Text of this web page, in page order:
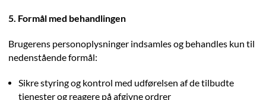
5. Formål med behandlingen
Brugerens personoplysninger indsamles og behandles kun til
nedenstående formål:
Sikre styring og kontrol med udførelsen af de tilbudte
tjenester og reagere på afgivne ordrer